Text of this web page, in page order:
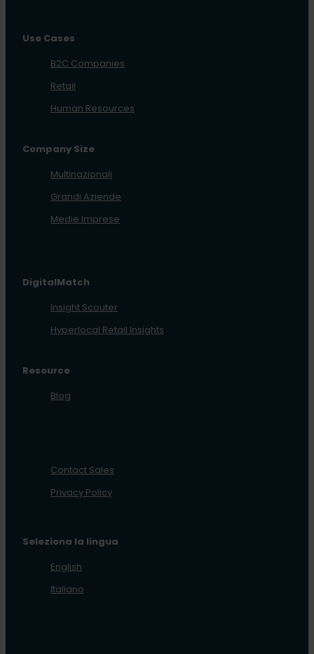
Use Cases
B2C Companies
Retail
Human Resources
Company Size
Multinazionali
Grandi Aziende
Medie Imprese
DigitalMatch
Insight Scouter
Hyperlocal Retail Insights
Resource
Blog
Contact Sales
Privacy Policy
Seleziona la lingua
English
Italiano